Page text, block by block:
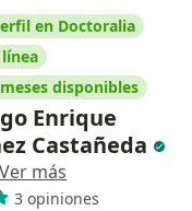
en Doctoralia
disponibles
Enrique
Castañeda
Ver más
3 opiniones